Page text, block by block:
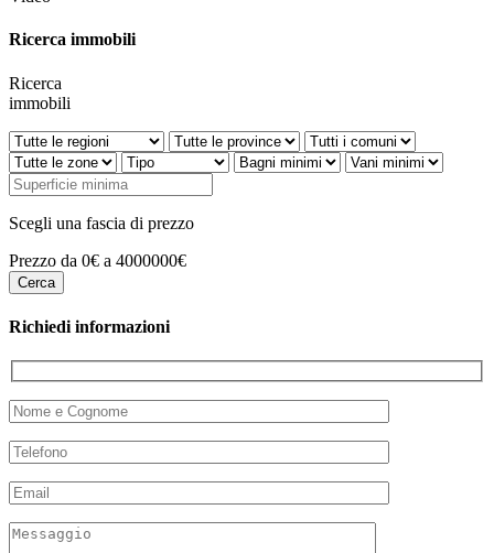
Ricerca immobili
Ricerca
immobili
Scegli una fascia di prezzo
Prezzo da 0€ a 4000000€
Richiedi informazioni